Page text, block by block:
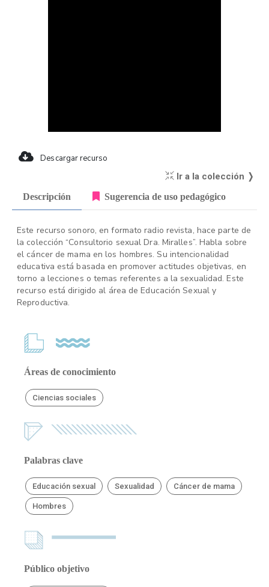
Descargar recurso
Ir a la colección ❭
Descripción Sugerencia de uso pedagógico
Este recurso sonoro, en formato radio revista, hace parte de
la colección “Consultorio sexual Dra. Miralles”. Habla sobre
el cáncer de mama en los hombres. Su intencionalidad
educativa está basada en promover actitudes objetivas, en
torno a lecciones o temas referentes a la sexualidad. Este
recurso está dirigido al área de Educación Sexual y
Reproductiva.
Áreas de conocimiento
Ciencias sociales
Palabras clave
Educación sexual Sexualidad Cáncer de mama
Hombres
Público objetivo